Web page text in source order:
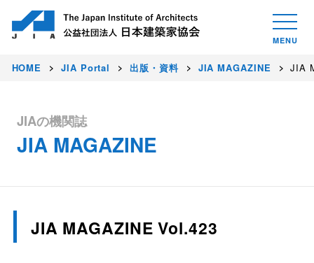
HOME JIA Portal 出版・資料 JIA MAGAZINE JIA
JIAの機関誌
JIA MAGAZINE
JIA MAGAZINE Vol.423